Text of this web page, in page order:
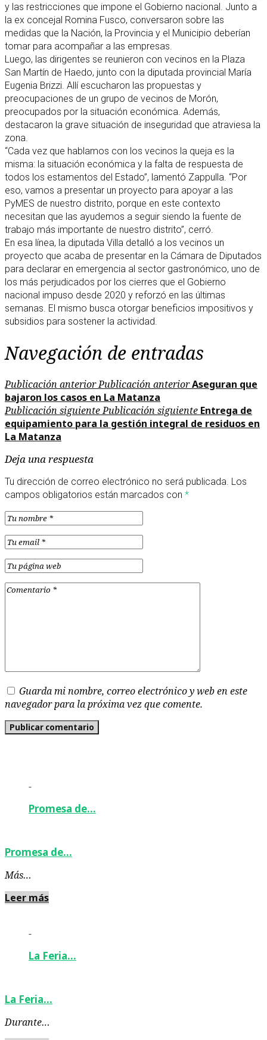
y las restricciones que impone el Gobierno nacional. Junto a
la ex concejal Romina Fusco, conversaron sobre las
medidas que la Nación, la Provincia y el Municipio deberían
tomar para acompañar a las empresas.
Luego, las dirigentes se reunieron con vecinos en la Plaza
San Martín de Haedo, junto con la diputada provincial María
Eugenia Brizzi. Allí escucharon las propuestas y
preocupaciones de un grupo de vecinos de Morón,
preocupados por la situación económica. Además,
destacaron la grave situación de inseguridad que atraviesa la
zona.
“Cada vez que hablamos con los vecinos la queja es la
misma: la situación económica y la falta de respuesta de
todos los estamentos del Estado”, lamentó Zappulla. “Por
eso, vamos a presentar un proyecto para apoyar a las
PyMES de nuestro distrito, porque en este contexto
necesitan que las ayudemos a seguir siendo la fuente de
trabajo más importante de nuestro distrito”, cerró.
En esa línea, la diputada Villa detalló a los vecinos un
proyecto que acaba de presentar en la Cámara de Diputados
para declarar en emergencia al sector gastronómico, uno de
los más perjudicados por los cierres que el Gobierno
nacional impuso desde 2020 y reforzó en las últimas
semanas. El mismo busca otorgar beneficios impositivos y
subsidios para sostener la actividad.
Navegación de entradas
Publicación anteriorPublicación anteriorAseguran que
bajaron los casos en La Matanza
Publicación siguientePublicación siguiente Entrega de
equipamiento para la gestión integral de residuos en
La Matanza
Deja una respuesta
Tu dirección de correo electrónico no será publicada. Los
campos obligatorios están marcados con *
Guarda mi nombre, correo electrónico y web en este
navegador para la próxima vez que comente.
-
Promesa de…
Promesa de…
Más…
Leer más
-
La Feria…
La Feria…
Durante…